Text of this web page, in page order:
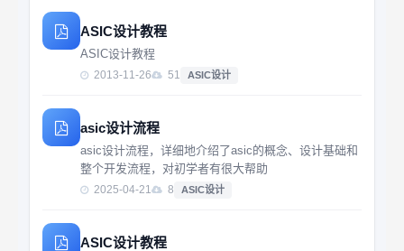
ASIC设计教程
ASIC设计教程
2013-11-26 51 ASIC设计
asic设计流程
asic设计流程，详细地介绍了asic的概念、设计基础和
整个开发流程，对初学者有很大帮助
2025-04-21 8 ASIC设计
ASIC设计教程